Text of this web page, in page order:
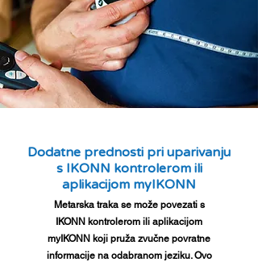
Dodatne prednosti pri uparivanju
s IKONN kontrolerom ili
aplikacijom myIKONN
Metarska traka se može povezati s
IKONN kontrolerom ili aplikacijom
myIKONN koji pruža zvučne povratne
informacije na odabranom jeziku. Ovo